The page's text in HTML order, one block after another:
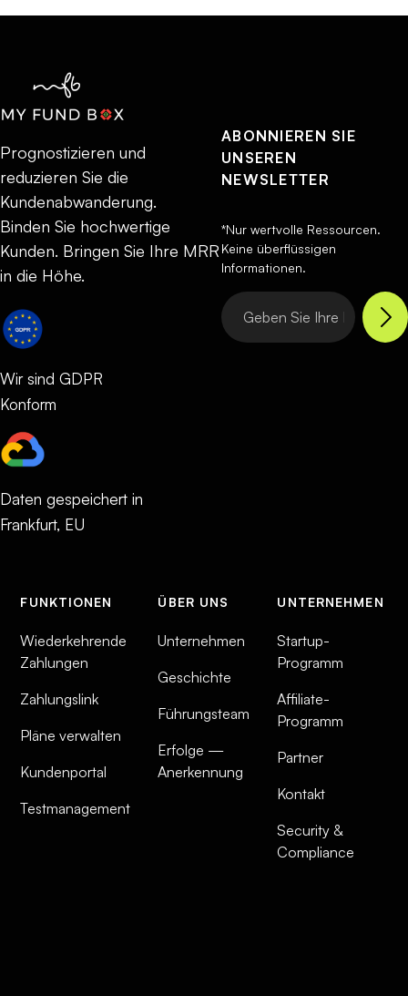
Prognostizieren und
reduzieren Sie die
Kundenabwanderung.
Binden Sie hochwertige
Kunden. Bringen Sie Ihre MRR
in die Höhe.
Wir sind GDPR
Konform
Daten gespeichert in
Frankfurt, EU
ABONNIEREN SIE
UNSEREN
NEWSLETTER
*Nur wertvolle Ressourcen.
Keine überflüssigen
Informationen.
FUNKTIONEN
Wiederkehrende
Zahlungen
Zahlungslink
Pläne verwalten
Kundenportal
Testmanagement
ÜBER UNS
Unternehmen
Geschichte
Führungsteam
Erfolge —
Anerkennung
UNTERNEHMEN
Startup-
Programm
Affiliate-
Programm
Partner
Kontakt
Security &
Compliance